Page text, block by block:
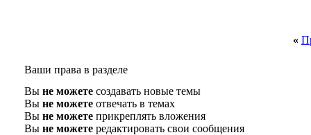
«
Ваши права в разделе
Вы не можете создавать новые темы
Вы не можете отвечать в темах
Вы не можете прикреплять вложения
Вы не можете редактировать свои сообщения